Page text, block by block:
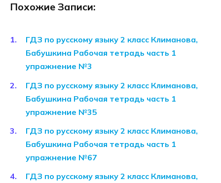
Похожие Записи:
ГДЗ по русскому языку 2 класс Климанова,
Бабушкина Рабочая тетрадь часть 1
упражнение №3
ГДЗ по русскому языку 2 класс Климанова,
Бабушкина Рабочая тетрадь часть 1
упражнение №35
ГДЗ по русскому языку 2 класс Климанова,
Бабушкина Рабочая тетрадь часть 1
упражнение №67
ГДЗ по русскому языку 2 класс Климанова,